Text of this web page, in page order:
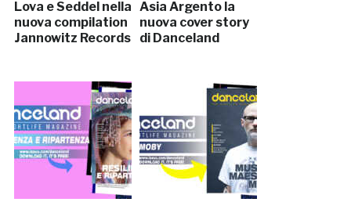
Lova e Seddel nella
nuova compilation
Jannowitz Records
Asia Argento la
nuova cover story
di Danceland